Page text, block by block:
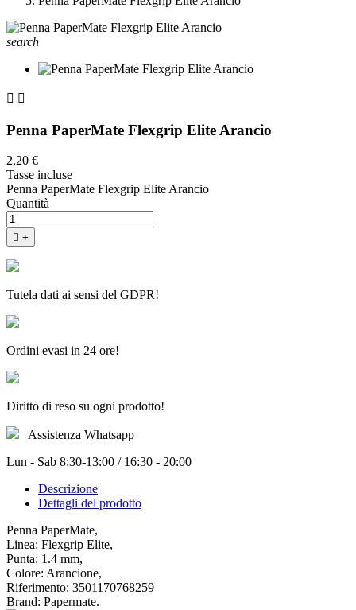
search
 
Penna PaperMate Flexgrip Elite Arancio
2,20 €
Tasse incluse
Penna PaperMate Flexgrip Elite Arancio
Quantità
 +
Tutela dati ai sensi del GDPR!
Ordini evasi in 24 ore!
Diritto di reso su ogni prodotto!
Assistenza Whatsapp
Lun - Sab 8:30-13:00 / 16:30 - 20:00
Descrizione
Dettagli del prodotto
Penna PaperMate,
Linea: Flexgrip Elite,
Punta: 1.4 mm,
Colore: Arancione,
Riferimento: 3501170768259
Brand: Papermate.